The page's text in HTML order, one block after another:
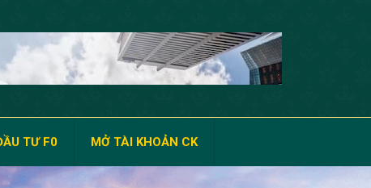
TƯ F0 MỞ TÀI KHOẢN CK